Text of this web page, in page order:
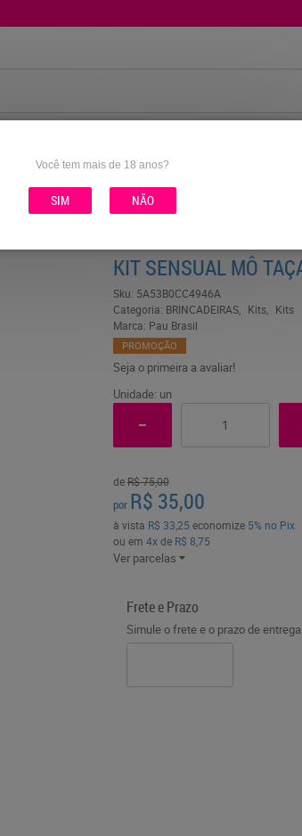
KIT SENSUAL MÔ
Sku: 5A53B0CC4946A
Categoria: BRINCADEIRAS Kits
Kits
Marca: Pau Brasil
PROMOÇÃO
Seja o primeira a avaliar!
Unidade: un
deR$ 75,00
por R$ 35,00
à vista R$ 33,25 economize 5% no Pix
ou em 4xde R$ 8,75
Ver parcelas
Frete e Prazo
Simule o frete e o prazo de
Você tem mais de 18 anos?
SIM NÃO